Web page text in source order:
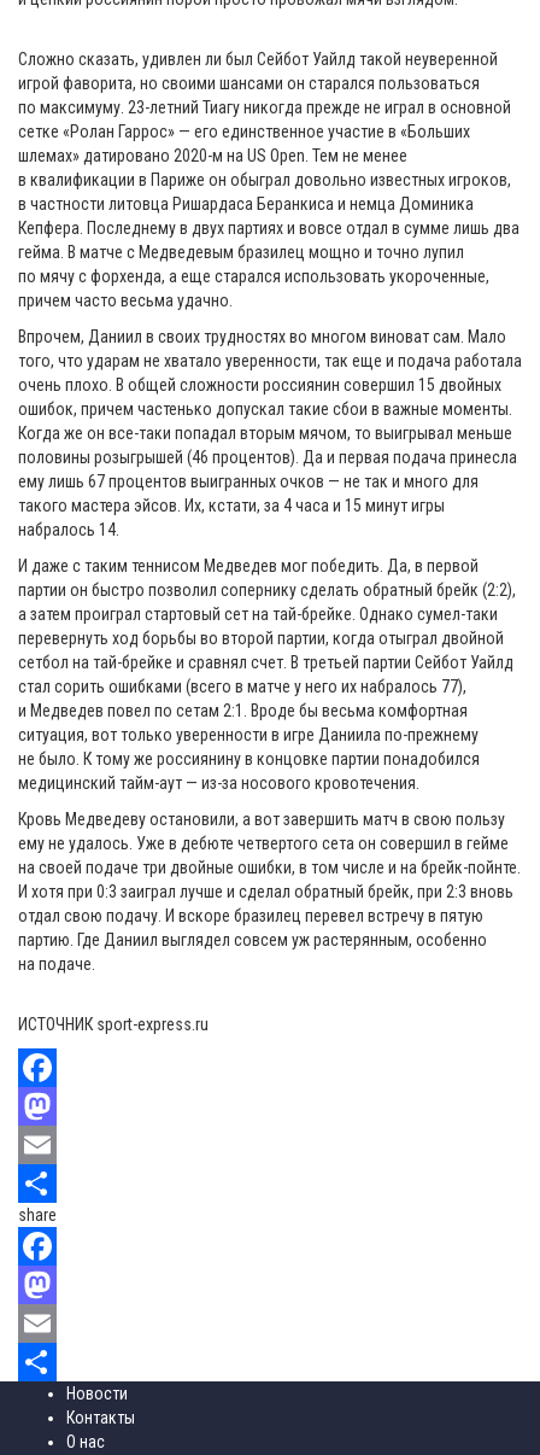
Сложно сказать, удивлен ли был Сейбот Уайлд такой неуверенной
игрой фаворита, но своими шансами он старался пользоваться
по максимуму. 23-летний Тиагу никогда прежде не играл в основной
сетке «Ролан Гаррос» — его единственное участие в «Больших
шлемах» датировано 2020-м на US Open. Тем не менее
в квалификации в Париже он обыграл довольно известных игроков,
в частности литовца Ришардаса Беранкиса и немца Доминика
Кепфера. Последнему в двух партиях и вовсе отдал в сумме лишь два
гейма. В матче с Медведевым бразилец мощно и точно лупил
по мячу с форхенда, а еще старался использовать укороченные,
причем часто весьма удачно.
Впрочем, Даниил в своих трудностях во многом виноват сам. Мало
того, что ударам не хватало уверенности, так еще и подача работала
очень плохо. В общей сложности россиянин совершил 15 двойных
ошибок, причем частенько допускал такие сбои в важные моменты.
Когда же он все-таки попадал вторым мячом, то выигрывал меньше
половины розыгрышей (46 процентов). Да и первая подача принесла
ему лишь 67 процентов выигранных очков — не так и много для
такого мастера эйсов. Их, кстати, за 4 часа и 15 минут игры
набралось 14.
И даже с таким теннисом Медведев мог победить. Да, в первой
партии он быстро позволил сопернику сделать обратный брейк (2:2),
а затем проиграл стартовый сет на тай-брейке. Однако сумел-таки
перевернуть ход борьбы во второй партии, когда отыграл двойной
сетбол на тай-брейке и сравнял счет. В третьей партии Сейбот Уайлд
стал сорить ошибками (всего в матче у него их набралось 77),
и Медведев повел по сетам 2:1. Вроде бы весьма комфортная
ситуация, вот только уверенности в игре Даниила по-прежнему
не было. К тому же россиянину в концовке партии понадобился
медицинский тайм-аут — из-за носового кровотечения.
Кровь Медведеву остановили, а вот завершить матч в свою пользу
ему не удалось. Уже в дебюте четвертого сета он совершил в гейме
на своей подаче три двойные ошибки, в том числе и на брейк-пойнте.
И хотя при 0:3 заиграл лучше и сделал обратный брейк, при 2:3 вновь
отдал свою подачу. И вскоре бразилец перевел встречу в пятую
партию. Где Даниил выглядел совсем уж растерянным, особенно
на подаче.
ИСТОЧНИК sport-express.ru
Facebook
Mastodon
Email
Отправить
share
Facebook
Mastodon
Email
ОтправитьНовости
Контакты
О нас